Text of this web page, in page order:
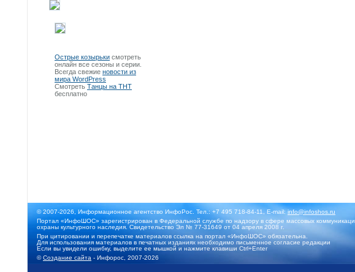
Острые козырьки смотреть
онлайн все сезоны и серии.
Всегда свежие новости из
мира WordPress
Смотреть Танцы на ТНТ
бесплатно
© 2007-2026, Информационное агентство ИнфоРос. Тел.: +7 495 718-84-11, E-mail:info@infoshos.ru
Портал «ИнфоШОС» зарегистрирован в Федеральной службе по надзору в сфере массовых
охраны культурного наследия. Свидетельство Эл № 77-31649 от 04 апреля 2008 г.
При цитировании и перепечатке материалов ссылка на портал «ИнфоШОС» обязательна.
Для использования материалов в печатных изданиях необходимо письменное согласие редакции
Если вы увидели ошибку, выделите ее мышкой и нажмите клавиши Ctrl+Enter
©Создание сайта - Инфорос, 2007-2026